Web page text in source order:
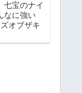
七宝のナイ
なに強い
オブザキ